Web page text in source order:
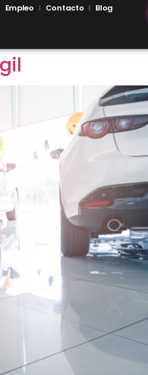
Empleo Contacto Blog